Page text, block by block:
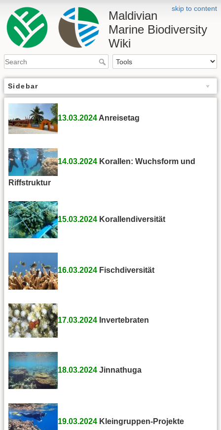
skip to content
Maldivian
Marine Biodiversity
Wiki
Sidebar
13.03.2024Anreisetag
14.03.2024 Korallen: Wuchsform und
Riffstruktur
15.03.2024 Korallendiversität
16.03.2024 Fischdiversität
17.03.2024 Invertebraten
18.03.2024 Jinnathuga
19.03.2024 Kleingruppen-Projekte